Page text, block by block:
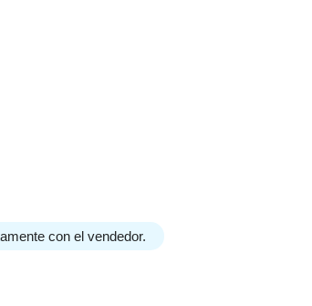
con el vendedor.